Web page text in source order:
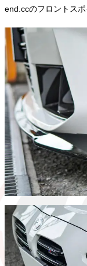
end.ccのフロントスポ